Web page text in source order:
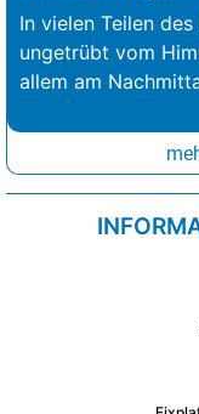
In vielen Teilen
ungetrübt vom
allem am